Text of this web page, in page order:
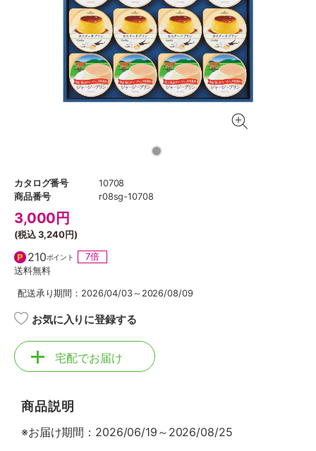
カタログ番号
10708
商品番号
r08sg-10708
3,000 円
(税込3,240円)
210ポイント
7倍
送料無料
配送承り期間：2026/04/03～2026/08/09
お気に入りに登録する
宅配でお届け
商品説明
※お届け期間：2026/06/19～2026/08/25